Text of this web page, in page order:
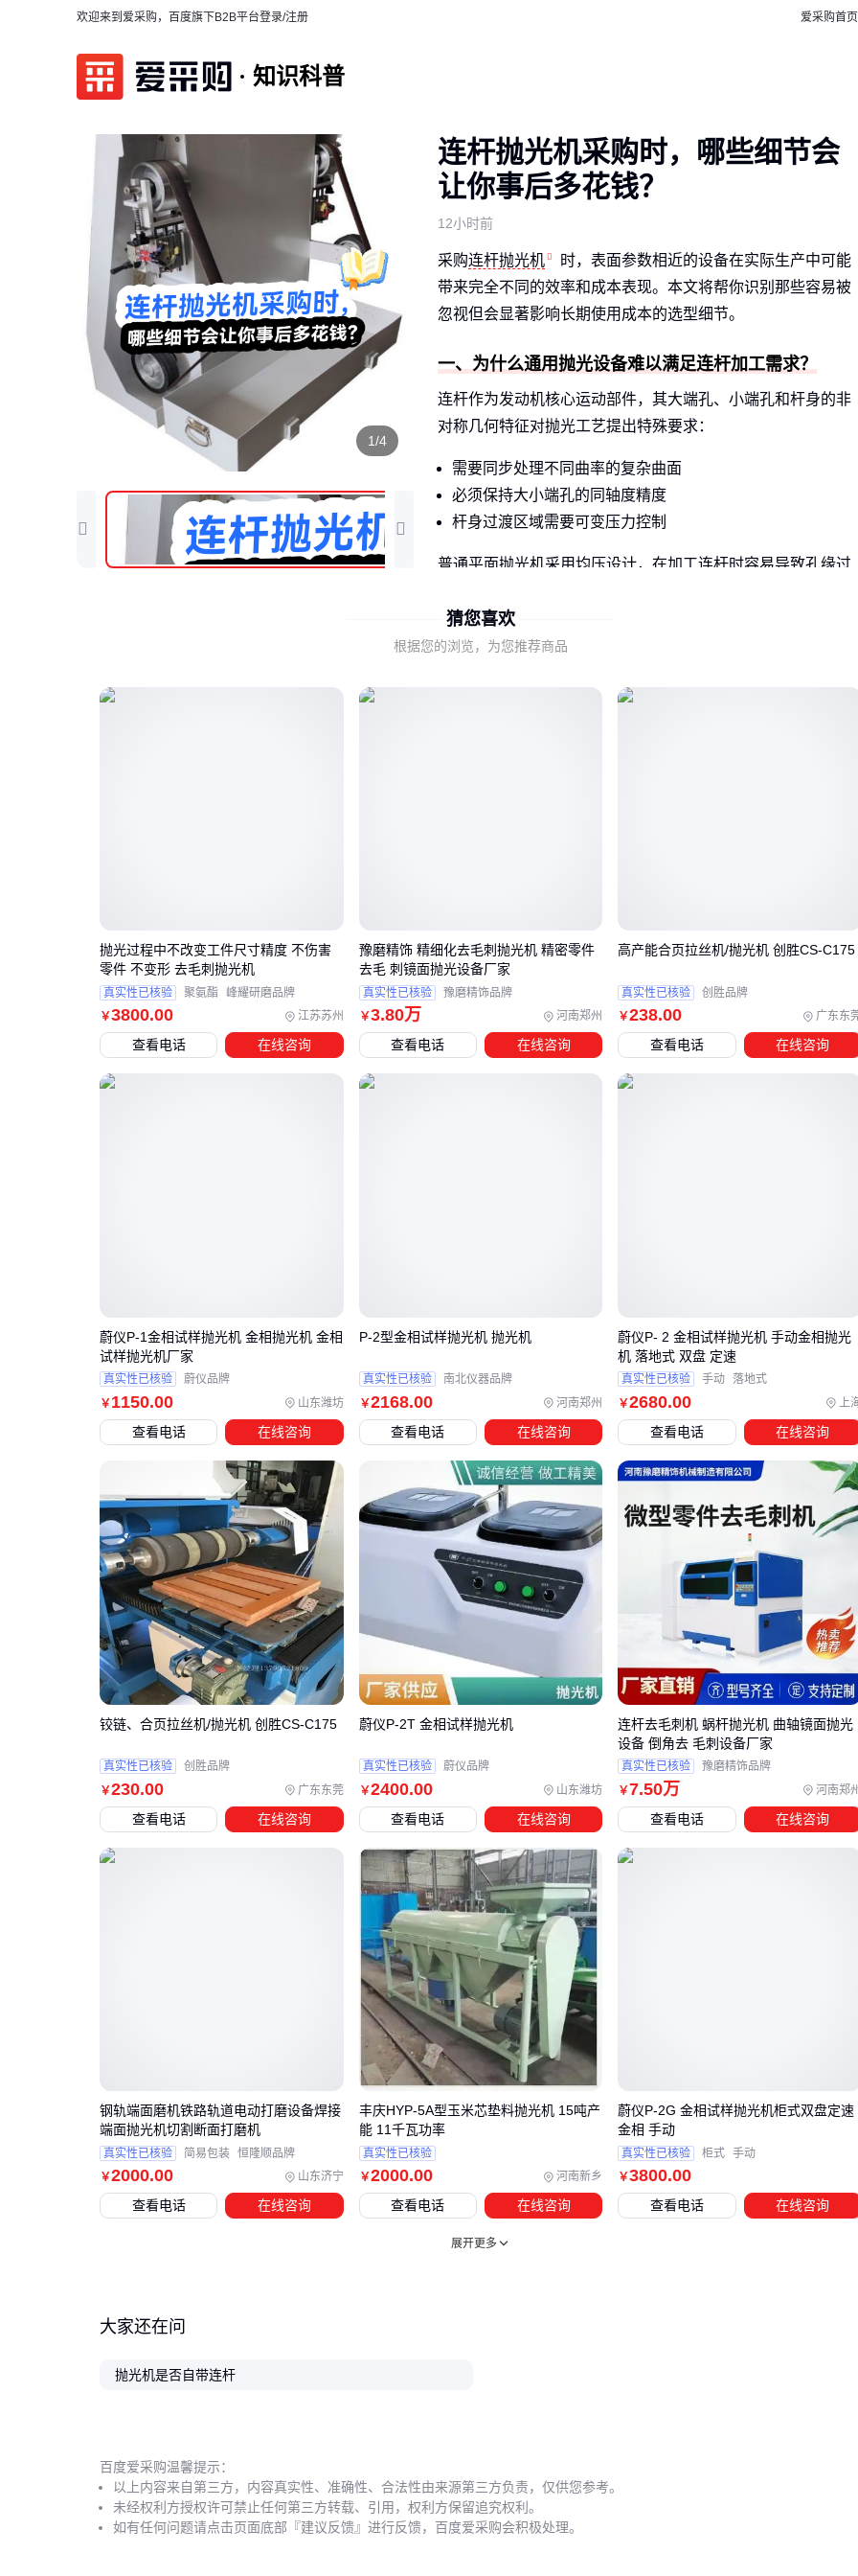
欢迎来到爱采购，百度旗下B2B平台登录/注册 爱采购首页
知识科普
1/4
连杆抛光机采购时，哪些细节会
让你事后多花钱？
12小时前
采购连杆抛光机
时，表面参数相近的设备在实际生产中可能
带来完全不同的效率和成本表现。本文将帮你识别那些容易被
忽视但会显著影响长期使用成本的选型细节。
一、为什么通用抛光设备难以满足连杆加工需求？
连杆作为发动机核心运动部件，其大端孔、小端孔和杆身的非
对称几何特征对抛光工艺提出特殊要求：
需要同步处理不同曲率的复杂曲面
必须保持大小端孔的同轴度精度
杆身过渡区域需要可变压力控制
普通平面抛光机采用均压设计，在加工连杆时容易导致孔缘过
验证的维度。
当加工精度要求较高时，
磨料输送装置：持续稳定的磨料供给影响表面粗糙度一致性
这些机械系统的匹配度往往在采购时容易被忽略，但会直接关
系到后期是否需要频繁返工或设备改造。
三、哪些场景下可以省去专用连杆抛光机的采购？
但专用凸轮轴抛光机
在连续生产中仍不可替代，其优势主要
同步抛光多个连杆轴颈的机构设计，避免人工翻面导致的精
度波动
内置的冷却系统能更好控制热处理变形，这对淬火工艺后的
连杆尤为关键
针对异形连杆的仿形抛光模块，普通设备难以实现稳定接触
压力
决策时需要重点验证替代方案的真实效率损耗。例如用
处理一批连杆的时间可能是专用设备的3-5倍，这种时间成本
在批量生产中会显著摊薄设备价差。
最终判断应回到工艺路线：若生产流程中已有精密磨床完成主
要尺寸加工，后续抛光只需处理微量余量，那么简化设备配置
可能更经济。反之，若抛光工序需要承担尺寸修正职能，就必
四、耗材适配成本：为什么主机价格只是开始？
实际上，砂带、 抛光轮
等耗材的适配性和持续投入，往往在
长期使用中产生更大成本差异。不同材质的耗材不仅影响抛光
效果，还直接关系到设备运行稳定性和更换频率。 以常见的
化铝悬浮抛光液
为例，其与
会显著影响连杆表面的光洁度一致性。若为节省初期成本选择
低适配性耗材，可能导致抛光不均匀、返工率上升等问题。
判断耗材适配性需重点关注三个维度：
与主设备传动结构的匹配度（如
度）
对连杆材质的针对性（如铜抛光液
单位时间磨损率（直接影响更换周期和停机成本）
定制化耗材虽单价较高，但能减少因规格不匹配导致的异常磨
能保持传动稳定性，从而延长砂带等配套耗材的使用寿命。这
日常维护中常被忽视的关键点包括：
抛光轮动平衡校正（影响轴承寿命）
猜您喜欢
根据您的浏览，为您推荐商品
￥3800.00 江苏苏州
抛光过程中不改变工件尺寸精度 不伤害
零件 不变形 去毛刺抛光机
真实性已核验 聚氨酯 峰耀研磨品牌
查看电话 在线咨询
￥3.80万 河南郑州
豫磨精饰 精细化去毛刺抛光机 精密零件
去毛 刺镜面抛光设备厂家
真实性已核验 豫磨精饰品牌
查看电话 在线咨询
￥238.00 广东东
高产能合页拉丝机/抛光机 创胜CS-C175
真实性已核验 创胜品牌
查看电话 在线咨询
￥ 1150.00 山东潍坊
蔚仪P-1金相试样抛光机 金相抛光机 金相
试样抛光机厂家
真实性已核验 蔚仪品牌
查看电话 在线咨询
￥2168.00 河南郑州
P-2型金相试样抛光机 抛光机
真实性已核验 南北仪器品牌
查看电话 在线咨询
￥2680.00 上
蔚仪P- 2 金相试样抛光机 手动金相抛光
机 落地式 双盘 定速
真实性已核验 手动 落地式
查看电话 在线咨询
￥230.00 广东东莞
铰链、合页拉丝机/抛光机 创胜CS-C175
真实性已核验 创胜品牌
查看电话 在线咨询
￥2400.00 山东潍坊
蔚仪P-2T 金相试样抛光机
真实性已核验 蔚仪品牌
查看电话 在线咨询
￥7.50万 河南郑
连杆去毛刺机 蜗杆抛光机 曲轴镜面抛光
设备 倒角去 毛刺设备厂家
真实性已核验 豫磨精饰品牌
查看电话 在线咨询
￥2000.00 山东济宁
钢轨端面磨机铁路轨道电动打磨设备焊接
端面抛光机切割断面打磨机
真实性已核验 简易包装 恒隆顺品牌
查看电话 在线咨询
￥2000.00 河南新乡
丰庆HYP-5A型玉米芯垫料抛光机 15吨产
能 11千瓦功率
真实性已核验
查看电话 在线咨询
￥3800.00
蔚仪P-2G 金相试样抛光机柜式双盘定速
金相 手动
真实性已核验 柜式 手动
查看电话 在线咨询
展开更多
大家还在问
抛光机是否自带连杆
百度爱采购温馨提示：
以上内容来自第三方，内容真实性、准确性、合法性由来源第三方负责，仅供您参考。
未经权利方授权许可禁止任何第三方转载、引用，权利方保留追究权利。
如有任何问题请点击页面底部『建议反馈』进行反馈，百度爱采购会积极处理。